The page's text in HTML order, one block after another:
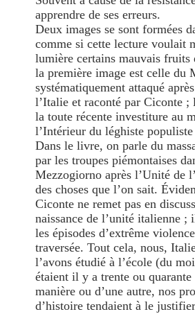
apprendre de ses erreurs.
Deux images se sont formées
comme si cette lecture voulait
lumière certains mauvais fruits
la première image est celle du
systématiquement attaqué
l’Italie et raconté par Ciconte ;
la toute récente investiture au
l’Intérieur du léghiste
Dans le livre, on parle du
par les troupes piémontaises
Mezzogiorno après l’Unité de
des choses que l’on sait.
Ciconte ne remet pas en
naissance de l’unité italienne ;
les épisodes d’extrême
traversée. Tout cela, nous,
l’avons étudié à l’école (du
étaient il y a trente ou quarante
manière ou d’une autre, nos
d’histoire tendaient à le